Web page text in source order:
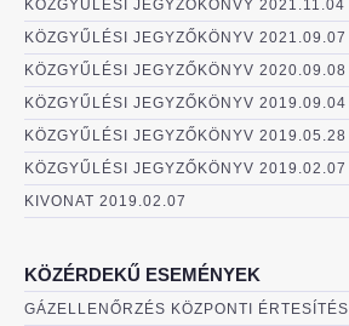
KÖZGYŰLÉSI JEGYZŐKÖNVY 2021.11.04
KÖZGYŰLÉSI JEGYZŐKÖNYV 2021.09.07
KÖZGYŰLÉSI JEGYZŐKÖNYV 2020.09.08
KÖZGYŰLÉSI JEGYZŐKÖNYV 2019.09.04
KÖZGYŰLÉSI JEGYZŐKÖNYV 2019.05.28
KÖZGYŰLÉSI JEGYZŐKÖNYV 2019.02.07
KIVONAT 2019.02.07
KÖZÉRDEKŰ ESEMÉNYEK
GÁZELLENŐRZÉS KÖZPONTI ÉRTESÍTÉS